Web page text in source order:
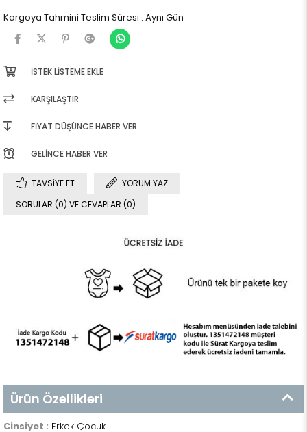
Kargoya Tahmini Teslim Süresi : Aynı Gün
İSTEK LISTEME EKLE
KARŞILAŞTIR
FIYAT DÜŞÜNCE HABER VER
GELINCE HABER VER
TAVSIYE ET
YORUM YAZ
SORULAR (0) VE CEVAPLAR (0)
Ürün Özellikleri
Cinsiyet : Erkek Çocuk